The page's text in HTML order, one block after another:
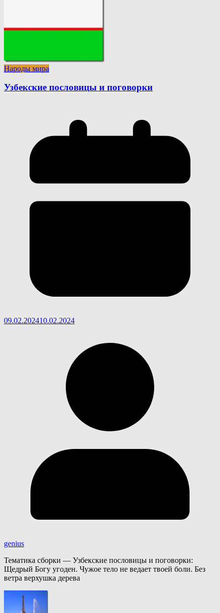
Народы мира
Узбекские пословицы и поговорки
09.02.202410.02.2024
genius
Тематика сборки — Узбекские пословицы и поговорки:
Щедрый Богу угоден. Чужое тело не ведает твоей боли. Без
ветра верхушка дерева